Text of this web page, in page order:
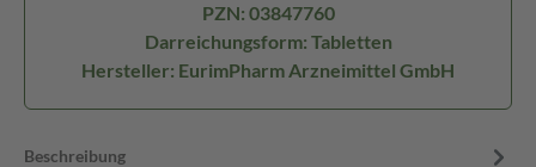
PZN: 03847760
Darreichungsform: Tabletten
Hersteller: EurimPharm Arzneimittel GmbH
Beschreibung